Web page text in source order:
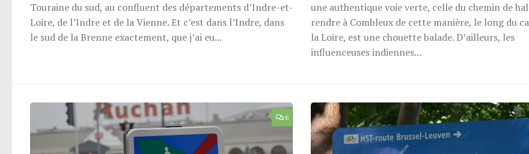
Touraine du sud, au confluent des départements d’Indre-et-
Loire, de l’Indre et de la Vienne. Et c’est dans l’Indre, dans
le sud de la Brenne exactement, que j’ai eu...
une authentique voie verte, celle du chemin de
rendre à Combleux de cette manière, le long du
la Loire, est une chouette balade. D’ailleurs, les
influenceuses indiennes...
6